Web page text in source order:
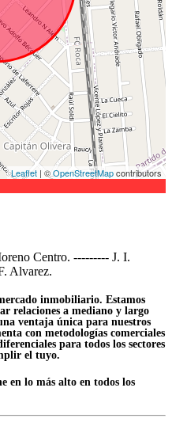
Leaflet | ©OpenStreetMapcontributors
Centro. --------- J. I.
Alvarez.
inmobiliario. Estamos
relaciones a mediano y largo
ventaja única para nuestros
con metodologías comerciales
para todos los sectores
el tuyo.
en lo más alto en todos los